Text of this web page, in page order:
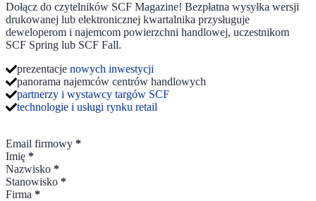
Dołącz do czytelników SCF Magazine! Bezpłatna wysyłka wersji
drukowanej lub elektronicznej kwartalnika przysługuje
deweloperom i najemcom powierzchni handlowej, uczestnikom
SCF Spring lub SCF Fall.
prezentacje nowych inwestycji
panorama najemców centrów handlowych
partnerzy i wystawcy targów SCF
technologie i usługi rynku retail
Email firmowy *
Imię *
Nazwisko *
Stanowisko *
Firma *